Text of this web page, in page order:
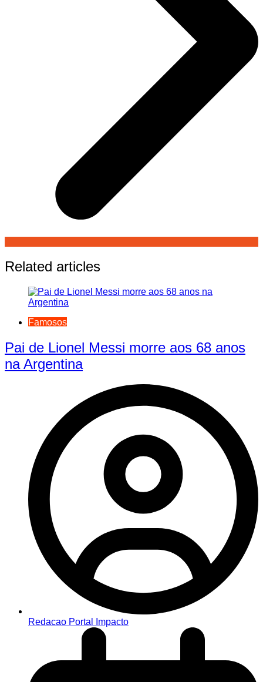
Related articles
Famosos
Pai de Lionel Messi morre aos 68 anos
na Argentina
Redacao Portal Impacto